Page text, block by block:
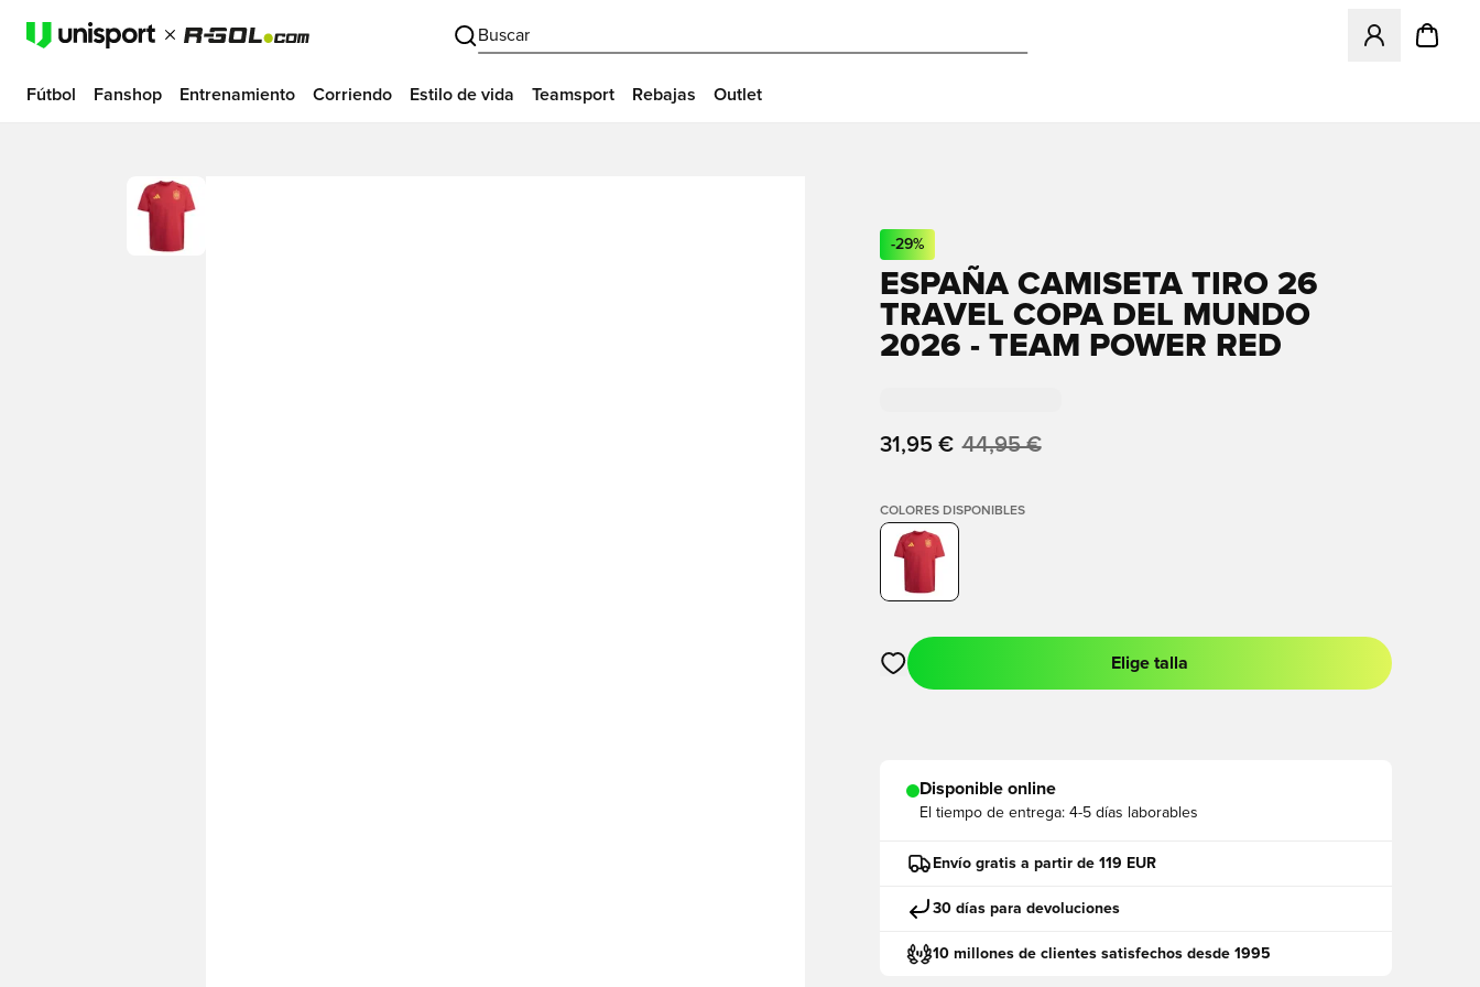
Buscar
Abre un modal
Fútbol Fanshop Entrenamiento Corriendo Estilo de vida Teamsport Rebajas Outlet
-29%
ESPAÑA CAMISETA TIRO 26
TRAVEL COPA DEL MUNDO
2026 - TEAM POWER RED
31,95 € 44,95 €
COLORES DISPONIBLES
Abre un modal para iniciar sesión o registrarse como miembro
Elige talla
Disponible online
El tiempo de entrega: 4-5 días laborables
Envío gratis a partir de 119 EUR
30 días para devoluciones
10 millones de clientes satisfechos desde 1995